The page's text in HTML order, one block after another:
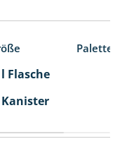
Flasche